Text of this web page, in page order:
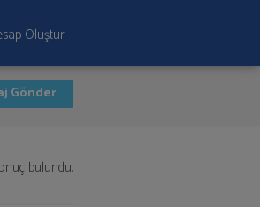
Oluştur
Gönder
bulundu.